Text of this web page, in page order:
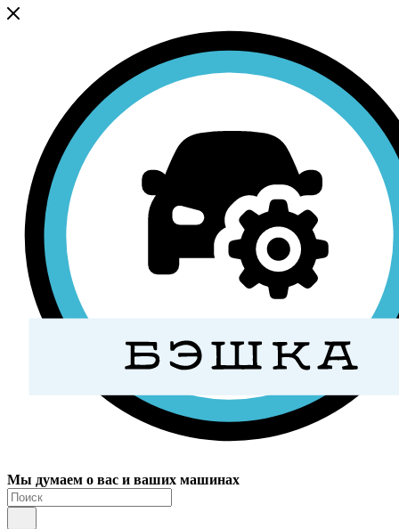
Мы думаем о вас и ваших машинах